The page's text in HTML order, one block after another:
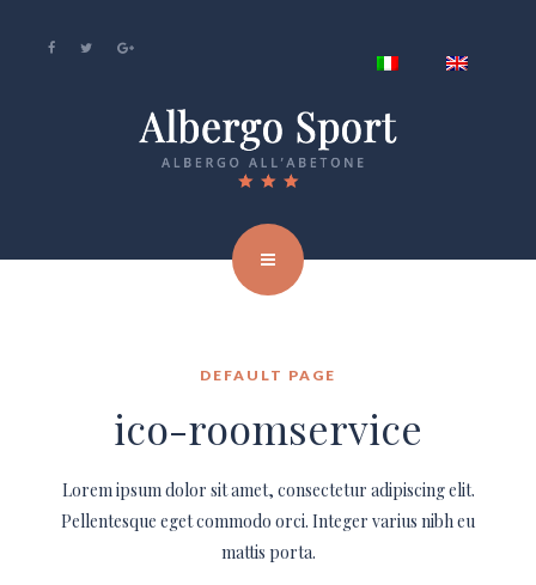
DEFAULT PAGE
ico-roomservice
Lorem ipsum dolor sit amet, consectetur adipiscing elit.
Pellentesque eget commodo orci. Integer varius nibh eu
mattis porta.